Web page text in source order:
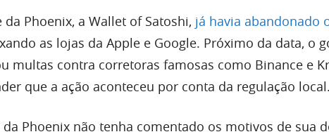
Phoenix, a Wallet of Satoshi, já havia abandonado
as lojas da Apple e Google. Próximo da data, o
multas contra corretoras famosas como Binance e
que a ação aconteceu por conta da regulação
Phoenix não tenha comentado os motivos de sua